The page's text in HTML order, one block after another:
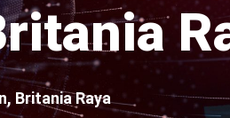
Britania Raya